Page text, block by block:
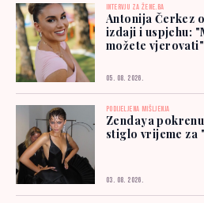
INTERVJU ZA ŽENE.BA
Antonija Čerkez
izdaji i uspjehu:
možete vjerovati"
05. 08. 2026.
PODIJELJENA MIŠLJENJA
Zendaya
stiglo vrijeme za
03. 08. 2026.